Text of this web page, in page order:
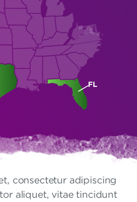
FL
consectetur adipiscing
aliquet, vitae tincidunt